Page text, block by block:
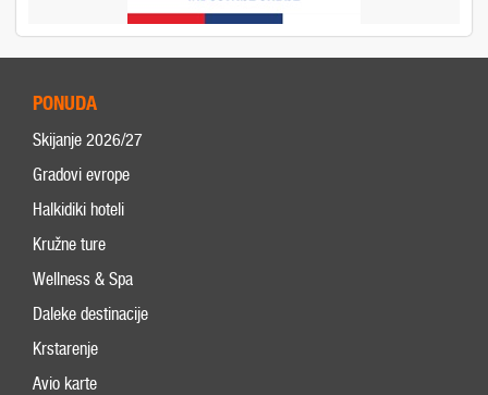
PONUDA
Skijanje 2026/27
Gradovi evrope
Halkidiki hoteli
Kružne ture
Wellness & Spa
Daleke destinacije
Krstarenje
Avio karte